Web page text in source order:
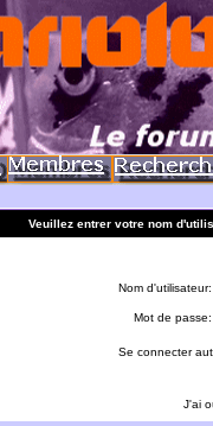
Veuillez entrer votre nom
Nom d'utilisateur:
Mot de passe:
Se connecter
J'ai